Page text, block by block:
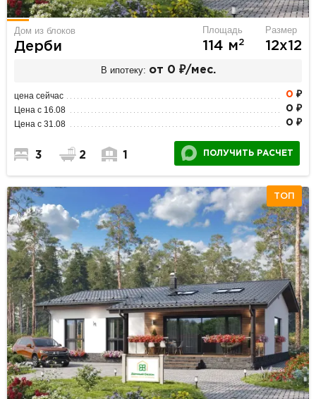
Дом из блоков
Дерби
Площадь
114 м2
Размер
12х12
В ипотеку: от 0 ₽/мес.
цена сейчас 0 ₽
Цена с 16.08 0 ₽
Цена с 31.08 0 ₽
3 2 1 ПОЛУЧИТЬ РАСЧЕТ
ТОП